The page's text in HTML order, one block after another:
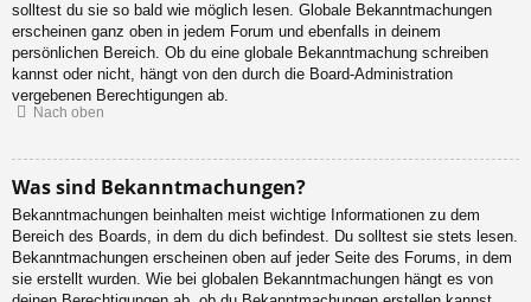
solltest du sie so bald wie möglich lesen. Globale Bekanntmachungen
erscheinen ganz oben in jedem Forum und ebenfalls in deinem
persönlichen Bereich. Ob du eine globale Bekanntmachung schreiben
kannst oder nicht, hängt von den durch die Board-Administration
vergebenen Berechtigungen ab.
Nach oben
Was sind Bekanntmachungen?
Bekanntmachungen beinhalten meist wichtige Informationen zu dem
Bereich des Boards, in dem du dich befindest. Du solltest sie stets lesen.
Bekanntmachungen erscheinen oben auf jeder Seite des Forums, in dem
sie erstellt wurden. Wie bei globalen Bekanntmachungen hängt es von